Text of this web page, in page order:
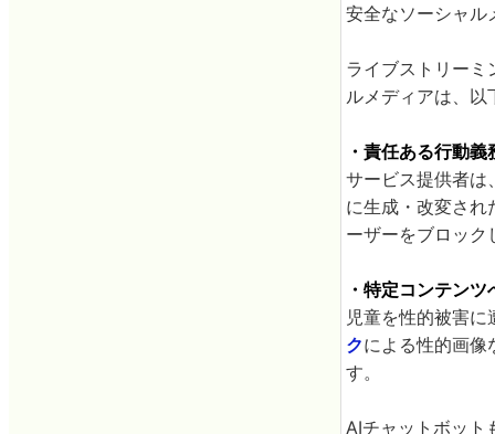
安全なソーシャル
ライブストリー
ルメディアは、
・責任ある行動義
サービス提供者は
に生成・改変さ
ーザーをブロッ
・特定コンテン
児童を性的被害
クによる性的画像
す。
AIチャットボット